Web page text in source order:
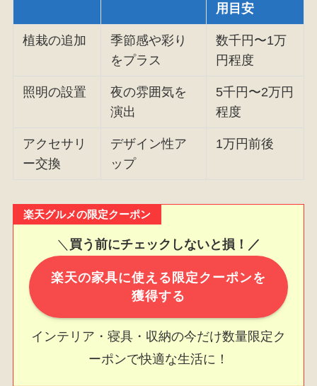
用目安
植栽の追加
季節感や彩り
をプラス
数千円〜1万
円程度
照明の設置
夜の雰囲気を
演出
5千円〜2万円
程度
アクセサリ
ー交換
デザイン性ア
ップ
1万円前後
楽天グルメの限定クーポン
＼ 買う前にチェックしないと損！／
楽天の家具に使える限定クーポンを
獲得する
インテリア・寝具・収納の今だけ数量限定ク
ーポンで快適な生活に！